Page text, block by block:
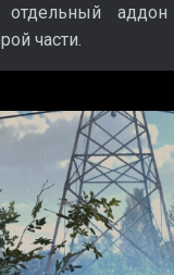
части.